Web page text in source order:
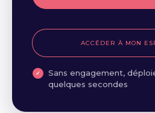
ACCÉDER À MON
Sans engagement,
quelques secondes